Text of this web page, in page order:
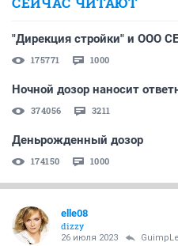
"Дирекция стройки" и ООО
175771 1000
Ночной дозор наносит
374056 3211
Деньрожденный дозор
174150 1000
elle08
dizzy
26 июля 2023